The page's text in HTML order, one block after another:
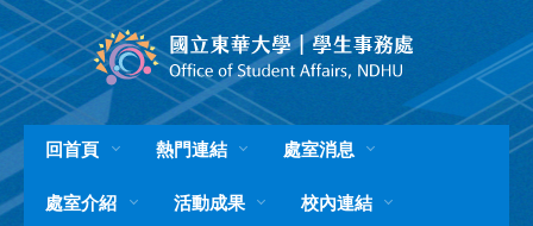
跳
到
主
要
內
容
區
回首頁 熱門連結 處室消息
處室介紹 活動成果 校內連結